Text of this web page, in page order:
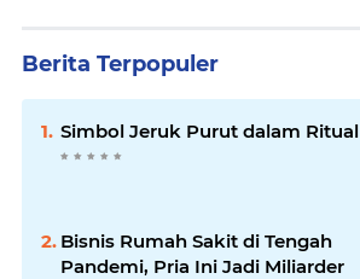
Berita Terpopuler
Simbol Jeruk Purut dalam Ritual
Bisnis Rumah Sakit di Tengah
Pandemi, Pria Ini Jadi Miliarder